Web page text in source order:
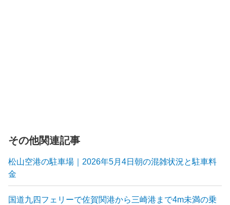
その他関連記事
松山空港の駐車場｜2026年5月4日朝の混雑状況と駐車料
金
国道九四フェリーで佐賀関港から三崎港まで4m未満の乗